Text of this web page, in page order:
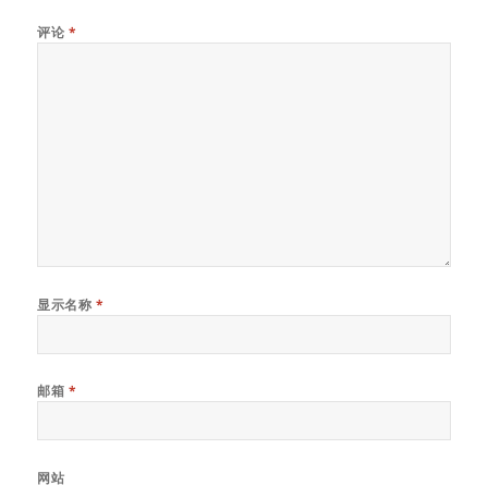
评论 *
显示名称 *
邮箱 *
网站